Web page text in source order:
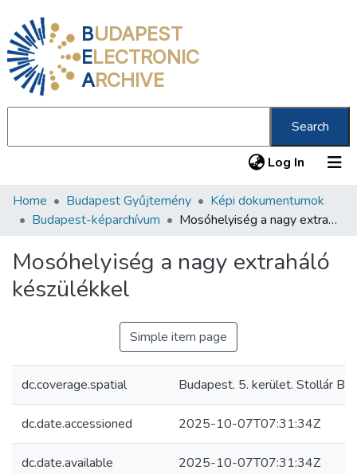
BUDAPEST
ELECTRONIC
ARCHIVE
Search
Log In (current)
Communities & Collections
Statistics
About us
Home Budapest Gyűjtemény
Képi dokumentumok
Budapest-képarchívum
Mosóhelyiség a nagy extraháló készülékkel
Mosóhelyiség a nagy extraháló
készülékkel
Simple item page
dc.coverage.spatial Budapest. 5. kerület. Stollár
dc.date.accessioned 2025-10-07T07:31:34Z
dc.date.available 2025-10-07T07:31:34Z